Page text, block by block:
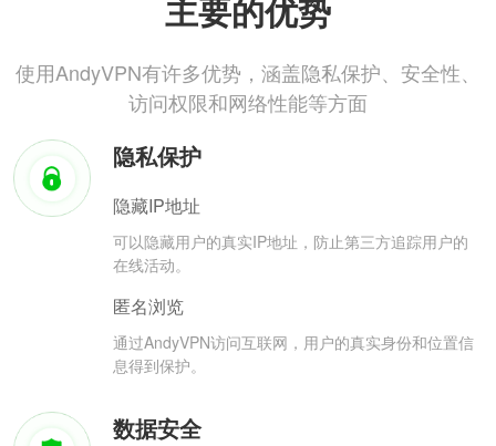
主要的优势
使用AndyVPN有许多优势，涵盖隐私保护、安全性、
访问权限和网络性能等方面
隐私保护
隐藏IP地址
可以隐藏用户的真实IP地址，防止第三方追踪用户的
在线活动。
匿名浏览
通过AndyVPN访问互联网，用户的真实身份和位置信
息得到保护。
数据安全